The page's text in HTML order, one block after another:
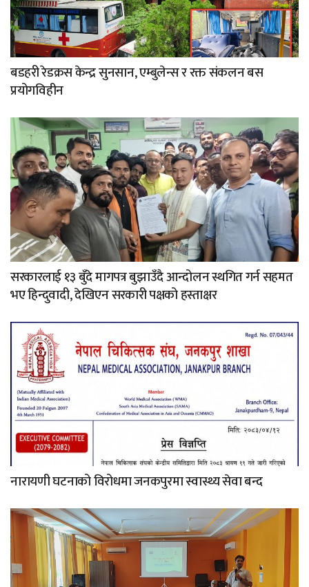
बडहरी रेडक्रस केन्द्र सुनसान, एम्बुलेन्स र रक्त संकलन बस
प्रयोगविहीन
सरकारलाई १३ बुँदे मागपत्र बुझाउँदै आन्दोलन स्थगित गर्न सहमत
भए हिन्दुवादी, देखिएन सरकारी पक्षको हस्ताक्षर
नारायणी घटनाको विरोधमा जनकपुरमा स्वास्थ्य सेवा बन्द